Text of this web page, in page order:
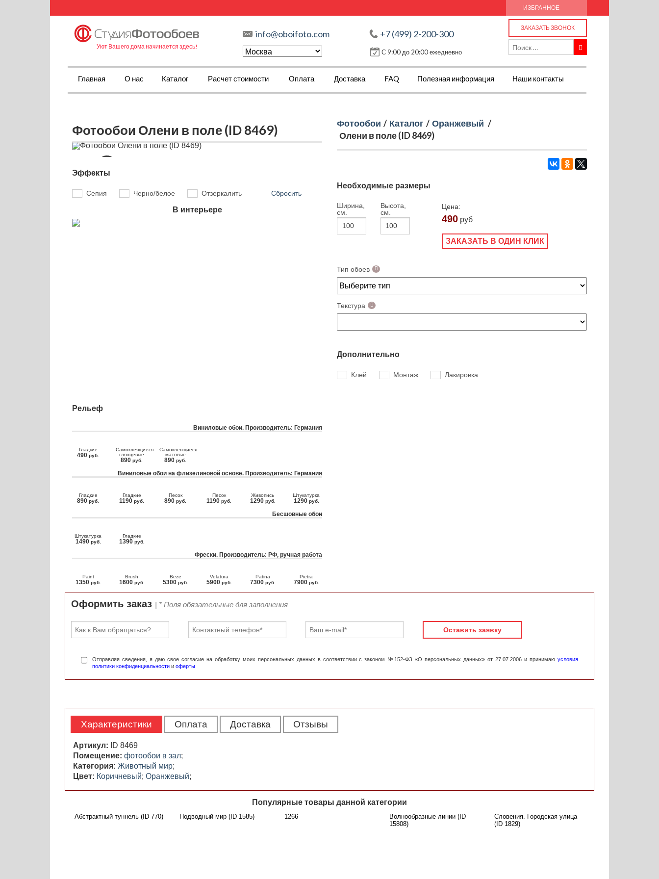
ИЗБРАННОЕ
Уют Вашего дома начинается здесь!
info@oboifoto.com +7 (499) 2-200-300
С 9:00 до 20:00 ежедневно
ЗАКАЗАТЬ ЗВОНОК
Главная О нас Каталог Расчет стоимости Оплата Доставка FAQ Полезная информация Наши контакты
Фотообои Олени в поле (ID 8469)
Эффекты
Сепия Черно/белое Отзеркалить Сбросить
В интерьере
Фотообои / Каталог / Оранжевый /
Олени в поле (ID 8469)
Необходимые размеры
Ширина,
см.
Высота,
см.
Цена:
490 руб
ЗАКАЗАТЬ В ОДИН КЛИК
Тип обоев
Текстура
Дополнительно
Клей Монтаж Лакировка
Рельеф
Виниловые обои. Производитель: Германия
Гладкие
490 руб.
Самоклеящиеся
глянцевые
890 руб.
Самоклеящиеся
матовые
890 руб.
Виниловые обои на флизелиновой основе. Производитель: Германия
Гладкие
890 руб.
Гладкие
1190 руб.
Песок
890 руб.
Песок
1190 руб.
Живопись
1290 руб.
Штукатурка
1290 руб.
Бесшовные обои
Штукатурка
1490 руб.
Гладкие
1390 руб.
Фрески. Производитель: РФ, ручная работа
Paint
1350 руб.
Brush
1600 руб.
Beze
5300 руб.
Velatura
5900 руб.
Patina
7300 руб.
Pietra
7900 руб.
Оформить заказ | * Поля обязательные для заполнения
Оставить заявку
Отправляя сведения, я даю свое согласие на обработку моих персональных данных в соответствии с законом №152-ФЗ «О персональных данных» от 27.07.2006 и принимаю условия
политики конфиденциальности и оферты
Характеристики Оплата Доставка Отзывы
Артикул:
ID 8469
Помещение: фотообои в зал;
Категория: Животный мир;
Цвет: Коричневый; Оранжевый;
Популярные товары данной категории
Абстрактный туннель (ID 770) Подводный мир (ID 1585) 1266
Волнообразные линии (ID
15808)
Словения. Городская улица
(ID 1829)